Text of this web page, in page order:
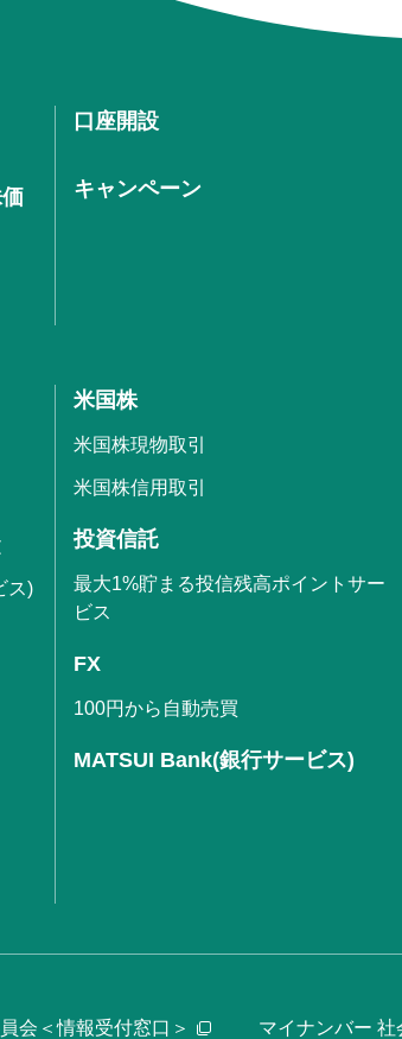
口座開設
キャンペーン
ス)
米国株
米国株現物取引
米国株信用取引
投資信託
最大1%貯まる投信残高ポイントサー
ビス
FX
100円から自動売買
MATSUI Bank(銀行サービス)
会＜情報受付窓口＞ マイナンバー